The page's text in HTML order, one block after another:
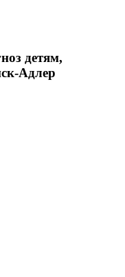
детям,
Адлер